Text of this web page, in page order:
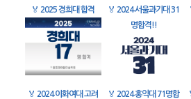
🏅 2025 경희대 합격 🏅 2024 서울과기대 31
명합격!!
🏅 2024 이화여대 고려
🏅 2024 홍익대 71명합